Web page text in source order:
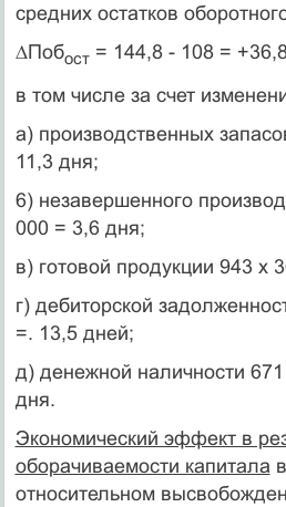
средних остатков
∆Побост= 144,8 - 108 =
в том числе за счет
а) производственных
11,3 дня;
6) незавершенного
000 = 3,6 дня;
в) готовой продукции 943 х
г) дебиторской
=. 13,5 дней;
д) денежной наличности
дня.
Экономический эффект в
обо­рачиваемости капитала
относительном